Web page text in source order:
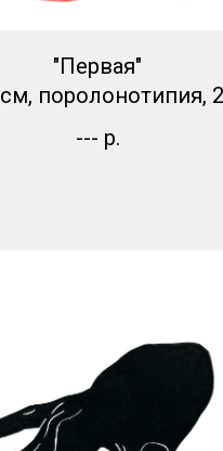
"Первая"
поролонотипия,
--- р.